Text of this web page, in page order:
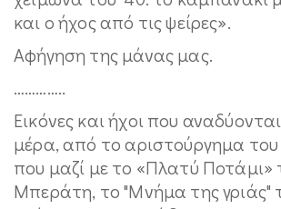
και ο ήχος από τις ψείρες».
Αφήγηση της μάνας μας.
…………..
Εικόνες και ήχοι που
μέρα, από το αριστούργημα του
που μαζί με το «Πλατύ Ποτάμι»
Μπεράτη, το "Μνήμα της γριάς"